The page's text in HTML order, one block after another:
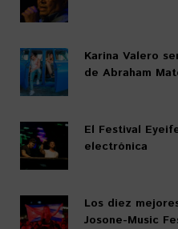
Karina Valero
de Abraham
El Festival
electrónica
Los diez
Josone-Music